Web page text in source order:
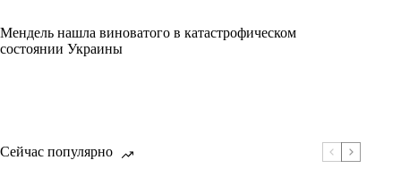
Мендель нашла виноватого в катастрофическом
состоянии Украины
Сейчас популярно